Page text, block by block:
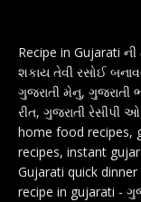
Recipe in Gujarati ની
શકાય તેવી રસોઈ
ગુજરાતી મેનુ, ગુજરાતી
રીત, ગુજરાતી રેસીપી
home food recipes,
recipes, instant
Gujarati quick
recipe in gujarati -